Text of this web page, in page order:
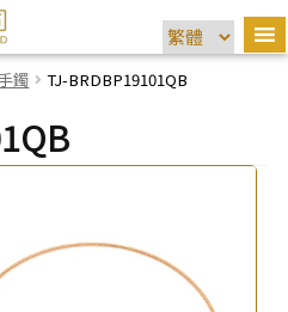
鐲 TJ-BRDBP19101QB